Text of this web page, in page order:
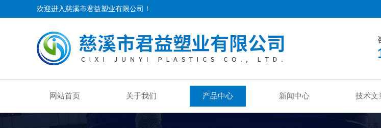
欢迎进入慈溪市君益塑业有限公司！
网站首页 关于我们 产品中心 新闻中心 技术文